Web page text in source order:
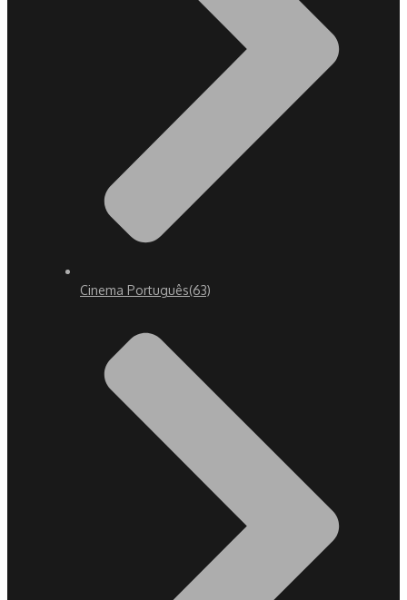
Cinema Português(63)